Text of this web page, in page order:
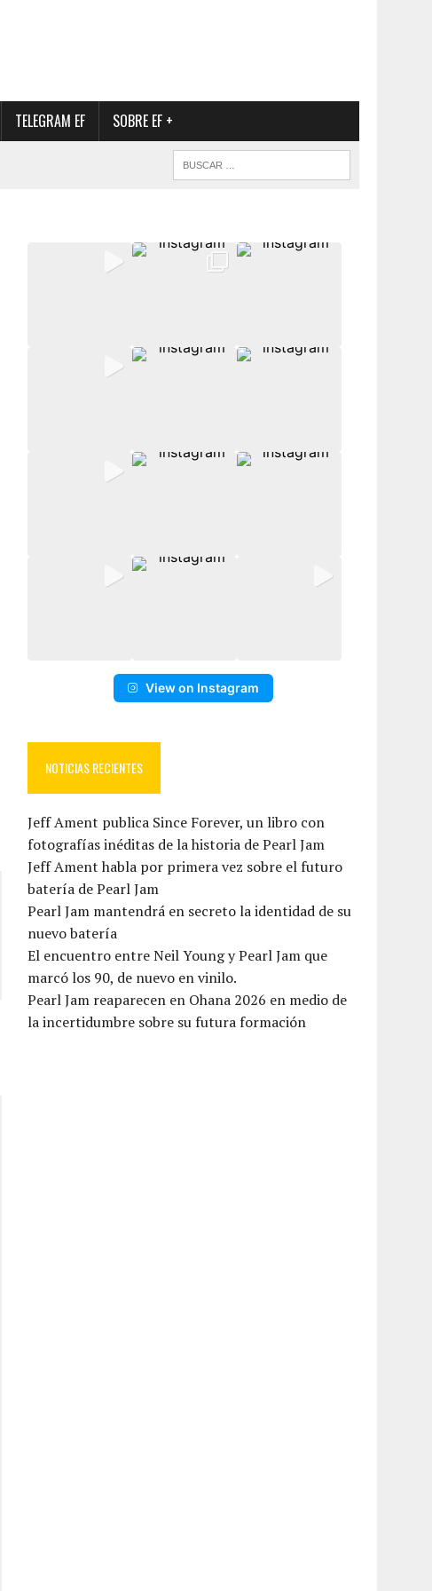
TELEGRAM EF SOBRE EF +
View on Instagram
NOTICIAS RECIENTES
Jeff Ament publica Since Forever, un libro con
fotografías inéditas de la historia de Pearl Jam
Jeff Ament habla por primera vez sobre el futuro
batería de Pearl Jam
Pearl Jam mantendrá en secreto la identidad de su
nuevo batería
El encuentro entre Neil Young y Pearl Jam que
marcó los 90, de nuevo en vinilo.
Pearl Jam reaparecen en Ohana 2026 en medio de
la incertidumbre sobre su futura formación